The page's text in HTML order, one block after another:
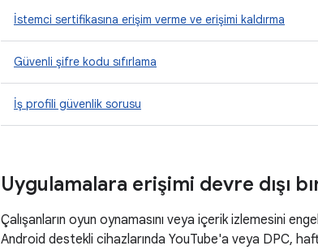
İstemci sertifikasına erişim verme ve erişimi kaldırma
Güvenli şifre kodu sıfırlama
İş profili güvenlik sorusu
Uygulamalara erişimi devre dışı
Çalışanların oyun oynamasını veya içerik izlemesini
Android destekli cihazlarında YouTube'a veya DPC,